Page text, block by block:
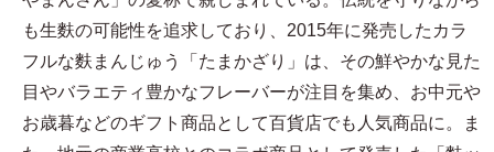
も生麩の可能性を追求しており、2015年に発売したカラ
フルな麩まんじゅう「たまかざり」は、その鮮やかな見た
目やバラエティ豊かなフレーバーが注目を集め、お中元や
お歳暮などのギフト商品として百貨店でも人気商品に。ま